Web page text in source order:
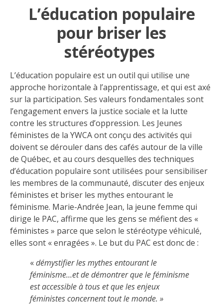
L’éducation populaire
pour briser les
stéréotypes
L’éducation populaire est un outil qui utilise une
approche horizontale à l’apprentissage, et qui est axé
sur la participation. Ses valeurs fondamentales sont
l’engagement envers la justice sociale et la lutte
contre les structures d’oppression. Les Jeunes
féministes de la YWCA ont conçu des activités qui
doivent se dérouler dans des cafés autour de la ville
de Québec, et au cours desquelles des techniques
d’éducation populaire sont utilisées pour sensibiliser
les membres de la communauté, discuter des enjeux
féministes et briser les mythes entourant le
féminisme. Marie-Andrée Jean, la jeune femme qui
dirige le PAC, affirme que les gens se méfient des «
féministes » parce que selon le stéréotype véhiculé,
elles sont « enragées ». Le but du PAC est donc de :
«démystifier les mythes entourant le
féminisme…et de démontrer que le féminisme
est accessible à tous et que les enjeux
féministes concernent tout le monde. »